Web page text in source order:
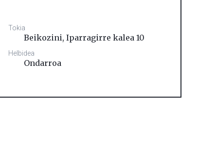
Tokia
Beikozini, Iparragirre kalea 10
Helbidea
Ondarroa